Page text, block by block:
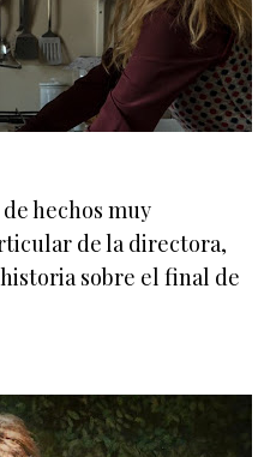
hechos muy
de la directora,
sobre el final de